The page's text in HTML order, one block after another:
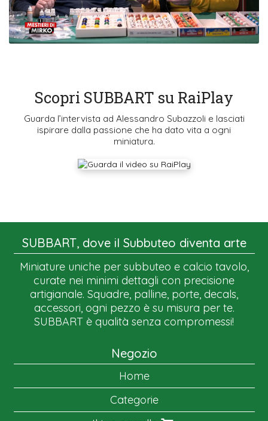
Scopri SUBBART su RaiPlay
Guarda l’intervista ad Alessandro Subazzoli e lasciati
ispirare dalla passione che ha dato vita a ogni
miniatura.
SUBBART, dove il Subbuteo diventa arte
Miniature uniche per subbuteo e calcio tavolo,
curate nei minimi dettagli con precisione
artigianale. Squadre, palline, porte, decals,
accessori, ogni pezzo è su misura per te.
SUBBART è qualità senza compromessi!
Negozio
Home
Categorie